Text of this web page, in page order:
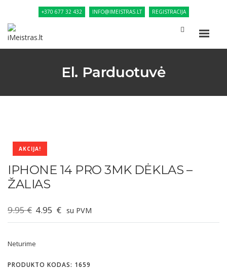
+370 677 32 432 INFO@IMEISTRAS.LT REGISTRACIJA
El. Parduotuvė
AKCIJA!
IPHONE 14 PRO 3MK DĖKLAS –
ŽALIAS
9.95€ Original
price
4.95 € Current
price
su PVM
Neturime
PRODUKTO KODAS: 1659